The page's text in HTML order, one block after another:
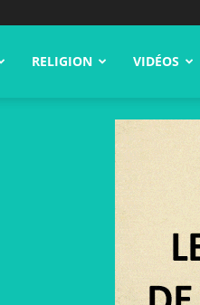
RELIGION VIDÉOS